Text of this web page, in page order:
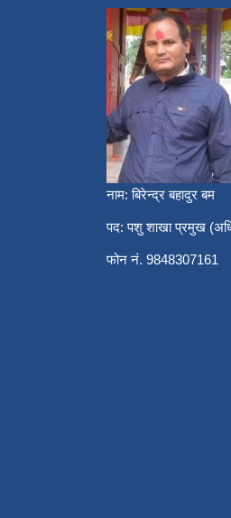
नाम: बिरेन्द्र बहादुर बम
पद: पशु शाखा प्रमुख
फोन नं. 9848307161